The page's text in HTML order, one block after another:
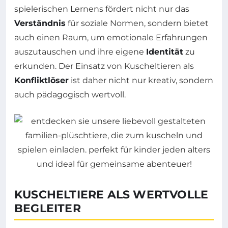
spielerischen Lernens fördert nicht nur das
Verständnis für soziale Normen, sondern bietet
auch einen Raum, um emotionale Erfahrungen
auszutauschen und ihre eigene Identität zu
erkunden. Der Einsatz von Kuscheltieren als
Konfliktlöser ist daher nicht nur kreativ, sondern
auch pädagogisch wertvoll.
KUSCHELTIERE ALS WERTVOLLE
BEGLEITER